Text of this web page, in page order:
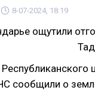
8-07-2024, 18:19
сообщили о